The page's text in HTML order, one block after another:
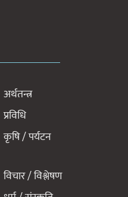
अर्थतन्त्र
प्रविधि
कृषि / पर्यटन
विचार / विश्लेषण